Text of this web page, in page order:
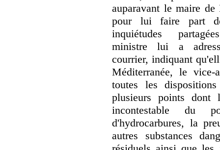
auparavant le maire de
pour lui faire part
inquiétudes
ministre lui a
courrier, indiquant
Méditerranée, le
toutes les
plusieurs points
incontestable du
d'hydrocarbures, la
autres substances